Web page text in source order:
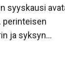
syyskausi
perinteisen
ja syksyn...